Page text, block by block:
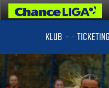
KLUB TICKETING